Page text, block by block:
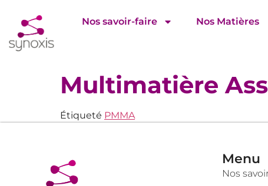
Nos savoir-faire Nos Matières
Multimatière
Étiqueté PMMA
Menu
Nos